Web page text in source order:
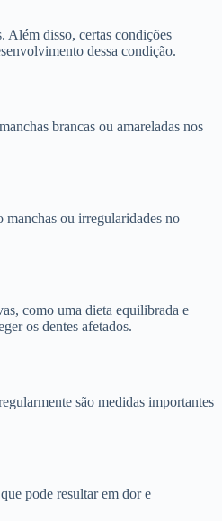
Além disso, certas condições
dessa condição.
brancas ou amareladas nos
ou irregularidades no
como uma dieta equilibrada e
os dentes afetados.
são medidas importantes
pode resultar em dor e